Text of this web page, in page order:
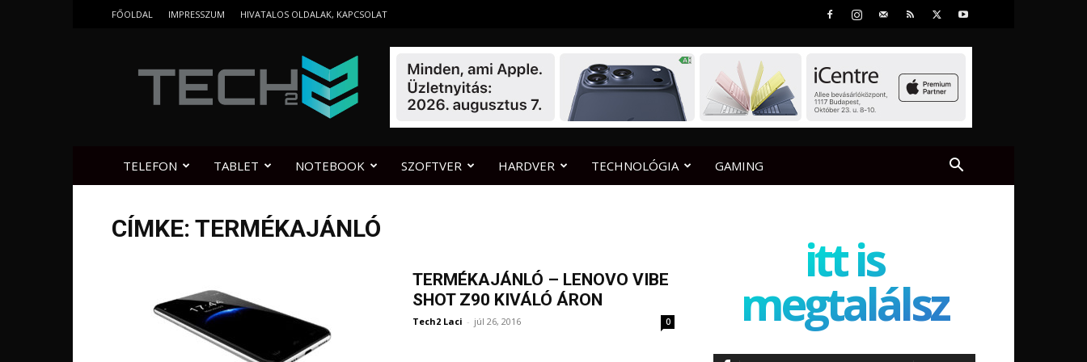
FŐOLDAL IMPRESSZUM HIVATALOS OLDALAK, KAPCSOLAT
TELEFON TABLET NOTEBOOK SZOFTVER HARDVER TECHNOLÓGIA GAMING
CÍMKE: TERMÉKAJÁNLÓ
TERMÉKAJÁNLÓ – LENOVO VIBE
SHOT Z90 KIVÁLÓ ÁRON
Tech2 Laci - júl 26, 2016 0
itt is
megtalálsz